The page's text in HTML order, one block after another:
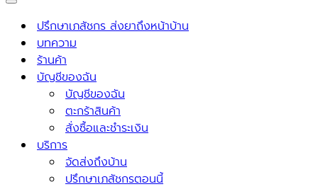
Navigation
Menu ปรึกษาเภสัชกร ส่งยาถึงหน้าบ้าน
บทความ
ร้านค้า
บัญชีของฉัน
บัญชีของฉัน
ตะกร้าสินค้า
สั่งซื้อและชำระเงิน
บริการ
จัดส่งถึงบ้าน
ปรึกษาเภสัชกรตอนนี้